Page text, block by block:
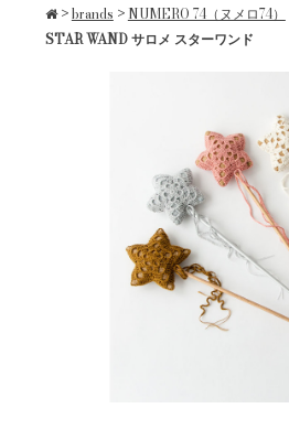
>brands > NUMERO 74（ヌメロ74）
STAR WAND サロメ スターワンド